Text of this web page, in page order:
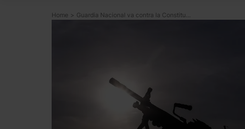
Home > Guardia Nacional va contra la Constitución y recomendaciones internacionales, dice la CNDH